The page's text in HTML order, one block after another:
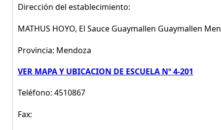
Dirección del establecimiento:
MATHUS HOYO, El Sauce Guaymallen Guaymallen
Provincia: Mendoza
VER MAPA Y UBICACION DE ESCUELA Nº 4-201
Teléfono: 4510867
Fax: